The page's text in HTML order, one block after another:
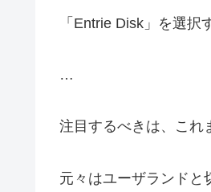
「Entrie Disk」を選
…
注目するべきは、これ
元々はユーザランドと